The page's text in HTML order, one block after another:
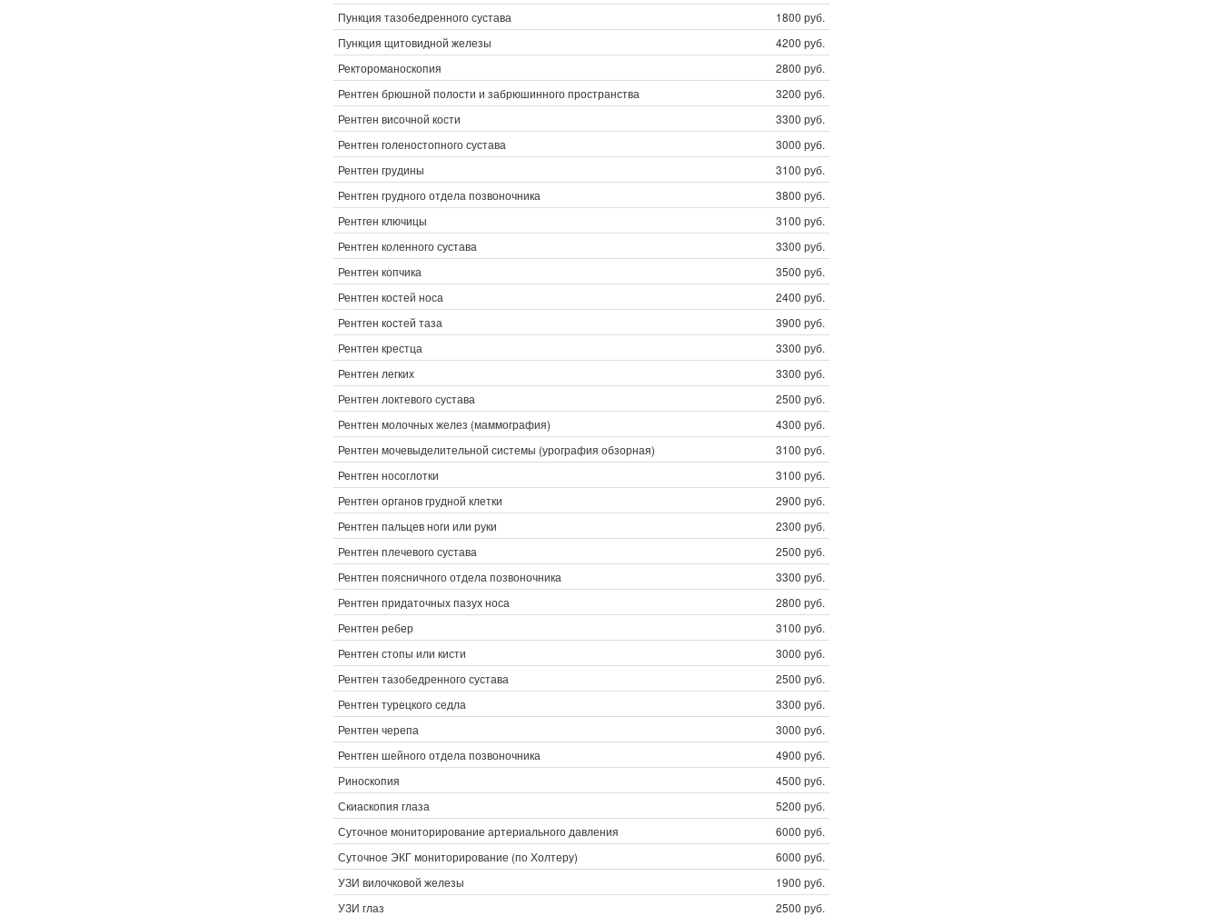
Пункция тазобедренного сустава
1800 руб.
Пункция щитовидной железы
4200 руб.
Ректороманоскопия
2800 руб.
Рентген брюшной полости и забрюшинного пространства
3200 руб.
Рентген височной кости
3300 руб.
Рентген голеностопного сустава
3000 руб.
Рентген грудины
3100 руб.
Рентген грудного отдела позвоночника
3800 руб.
Рентген ключицы
3100 руб.
Рентген коленного сустава
3300 руб.
Рентген копчика
3500 руб.
Рентген костей носа
2400 руб.
Рентген костей таза
3900 руб.
Рентген крестца
3300 руб.
Рентген легких
3300 руб.
Рентген локтевого сустава
2500 руб.
Рентген молочных желез (маммография)
4300 руб.
Рентген мочевыделительной системы (урография обзорная)
3100 руб.
Рентген носоглотки
3100 руб.
Рентген органов грудной клетки
2900 руб.
Рентген пальцев ноги или руки
2300 руб.
Рентген плечевого сустава
2500 руб.
Рентген поясничного отдела позвоночника
3300 руб.
Рентген придаточных пазух носа
2800 руб.
Рентген ребер
3100 руб.
Рентген стопы или кисти
3000 руб.
Рентген тазобедренного сустава
2500 руб.
Рентген турецкого седла
3300 руб.
Рентген черепа
3000 руб.
Рентген шейного отдела позвоночника
4900 руб.
Риноскопия
4500 руб.
Скиаскопия глаза
5200 руб.
Суточное мониторирование артериального давления
6000 руб.
Суточное ЭКГ мониторирование (по Холтеру)
6000 руб.
УЗИ вилочковой железы
1900 руб.
УЗИ глаз
2500 руб.